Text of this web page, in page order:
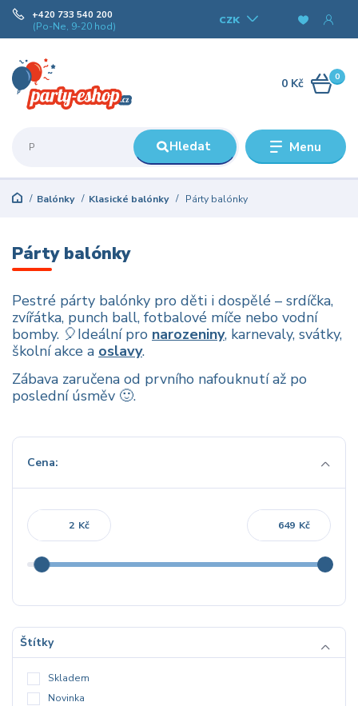
Menu
CZK
Hledat
+420 733 540 200
(Po-Ne, 9-20 hod)
0
0 Kč
Balónky Klasické balónky Párty balónky
Párty balónky
Pestré párty balónky pro děti i dospělé – srdíčka,
zvířátka, punch ball, fotbalové míče nebo vodní
bomby. 🎈Ideální pro narozeniny, karnevaly, svátky,
školní akce a oslavy.
Zábava zaručena od prvního nafouknutí až po
poslední úsměv 🙂.
Cena:
Kč Kč
Štítky
Skladem
Novinka